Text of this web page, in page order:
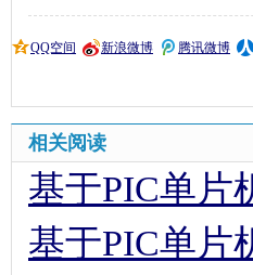
QQ空间 新浪微博 腾讯微博
相关阅读
基于PIC单片
基于PIC单片